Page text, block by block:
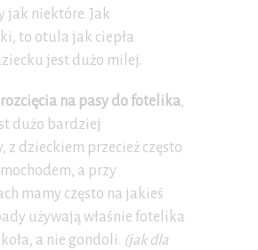
jak niektóre. Jak
to otula jak ciepła
jest dużo milej.
rozcięcia na pasy do fotelika,
dużo bardziej
z dzieckiem przecież często
a przy
mamy często na jakieś
używają właśnie fotelika
a nie gondoli. (jak dla